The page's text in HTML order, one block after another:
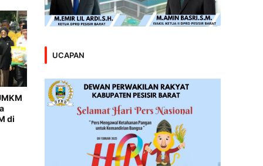
di
UCAPAN